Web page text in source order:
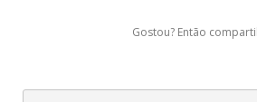
Gostou? Então